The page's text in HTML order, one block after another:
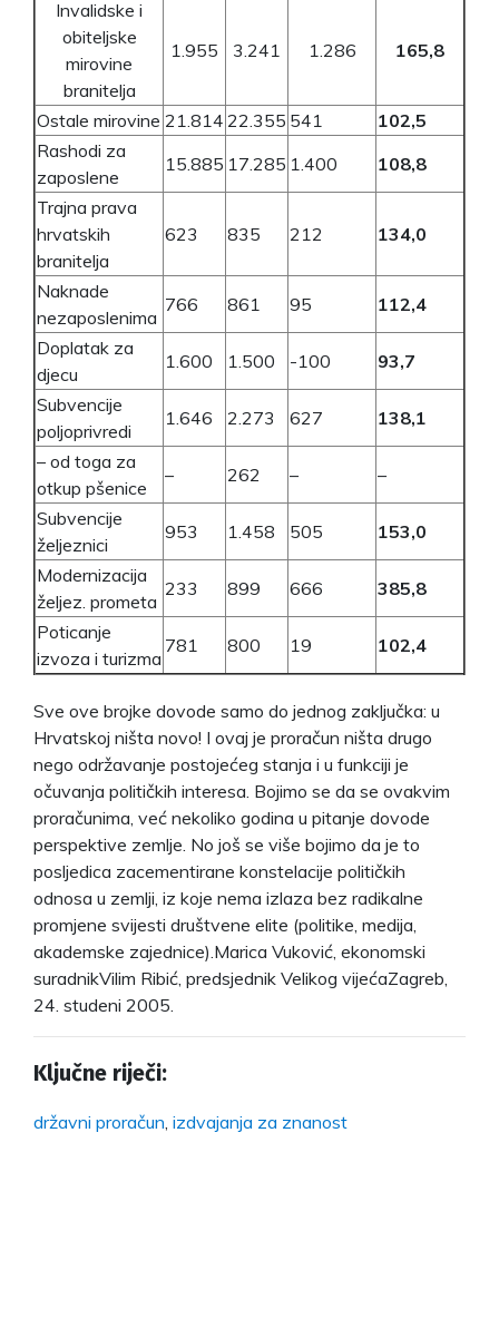
Invalidske i
obiteljske
mirovine
branitelja
1.955 3.241 1.286 165,8
Ostale mirovine 21.814 22.355 541
102,5
Rashodi za
zaposlene
15.885 17.285 1.400
108,8
Trajna prava
hrvatskih
branitelja
623 835 212 134,0
Naknade
nezaposlenima
766 861 95
112,4
Doplatak za
djecu
1.600 1.500 -100
93,7
Subvencije
poljoprivredi
1.646 2.273 627
138,1
– od toga za
otkup pšenice
– 262 –
–
Subvencije
željeznici
953 1.458 505
153,0
Modernizacija
željez. prometa
233 899 666
385,8
Poticanje
izvoza i turizma
781 800 19 102,4
Sve ove brojke dovode samo do jednog zaključka: u
Hrvatskoj ništa novo! I ovaj je proračun ništa drugo
nego održavanje postojećeg stanja i u funkciji je
očuvanja političkih interesa. Bojimo se da se ovakvim
proračunima, već nekoliko godina u pitanje dovode
perspektive zemlje. No još se više bojimo da je to
posljedica zacementirane konstelacije političkih
odnosa u zemlji, iz koje nema izlaza bez radikalne
promjene svijesti društvene elite (politike, medija,
akademske zajednice).Marica Vuković, ekonomski
suradnikVilim Ribić, predsjednik Velikog vijećaZagreb,
24. studeni 2005.
Ključne riječi:
državni proračun izdvajanja za znanost